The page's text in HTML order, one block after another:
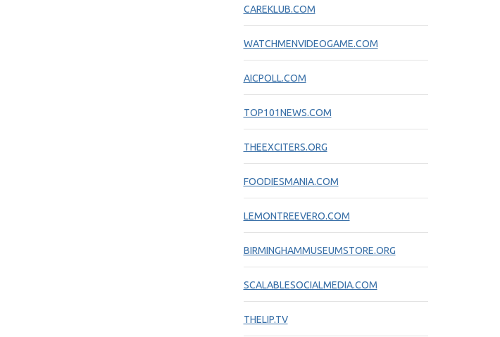
CAREKLUB.COM
WATCHMENVIDEOGAME.COM
AICPOLL.COM
TOP101NEWS.COM
THEEXCITERS.ORG
FOODIESMANIA.COM
LEMONTREEVERO.COM
BIRMINGHAMMUSEUMSTORE.ORG
SCALABLESOCIALMEDIA.COM
THELIP.TV